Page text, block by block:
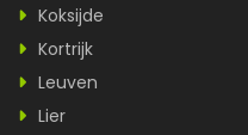
Koksijde
Kortrijk
Leuven
Lier